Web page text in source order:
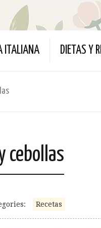
ITALIANA DIETAS Y
cebollas
Recetas